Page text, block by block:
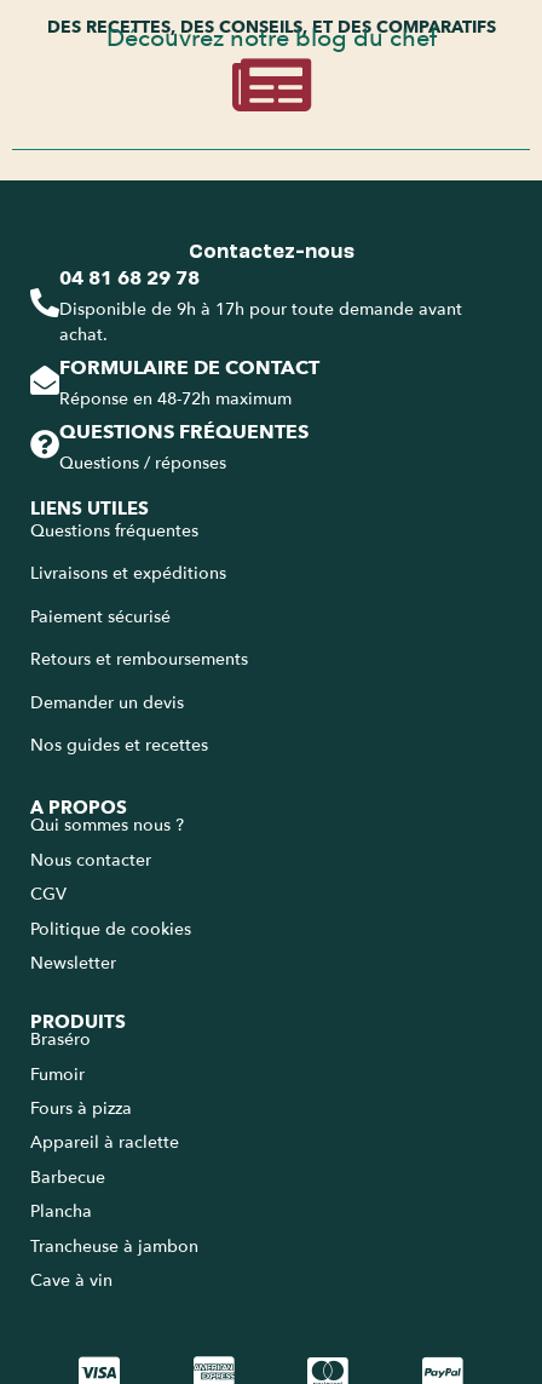
DES RECETTES, DES CONSEILS, ET DES COMPARATIFS
Découvrez notre blog du chef
Contactez-nous
04 81 68 29 78
Disponible de 9h à 17h pour toute demande avant
achat.
FORMULAIRE DE CONTACT
Réponse en 48-72h maximum
QUESTIONS FRÉQUENTES
Questions / réponses
LIENS UTILES
Questions fréquentes
Livraisons et expéditions
Paiement sécurisé
Retours et remboursements
Demander un devis
Nos guides et recettes
A PROPOS
Qui sommes nous ?
Nous contacter
CGV
Politique de cookies
Newsletter
PRODUITS
Braséro
Fumoir
Fours à pizza
Appareil à raclette
Barbecue
Plancha
Trancheuse à jambon
Cave à vin